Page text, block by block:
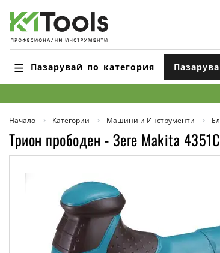
Пазарувай по категория
Начало Категории Машини и Инструменти
Трион прободен - Зеге Makita